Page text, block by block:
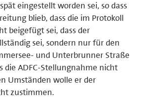
eingestellt worden sei, so dass
blieb, dass die im Protokoll
beigefügt sei, dass der
sei, sondern nur für den
und Unterbrunner Straße
die ADFC-Stellungnahme nicht
Umständen wolle er der
zustimmen.